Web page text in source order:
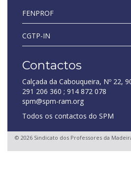
FENPROF
CGTP-IN
Contactos
Calçada da Cabouqueira, Nº 22,
291 206 360 ; 914 872 078
spm@spm-ram.org
Todos os contactos do SPM
© 2026 Sindicato dos Professores da